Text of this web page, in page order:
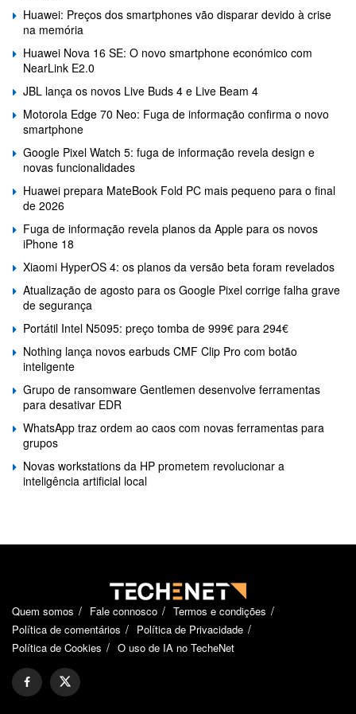
Huawei: Preços dos smartphones vão disparar devido à crise
na memória
Huawei Nova 16 SE: O novo smartphone económico com
NearLink E2.0
JBL lança os novos Live Buds 4 e Live Beam 4
Motorola Edge 70 Neo: Fuga de informação confirma o novo
smartphone
Google Pixel Watch 5: fuga de informação revela design e
novas funcionalidades
Huawei prepara MateBook Fold PC mais pequeno para o final
de 2026
Fuga de informação revela planos da Apple para os novos
iPhone 18
Xiaomi HyperOS 4: os planos da versão beta foram revelados
Atualização de agosto para os Google Pixel corrige falha grave
de segurança
Portátil Intel N5095: preço tomba de 999€ para 294€
Nothing lança novos earbuds CMF Clip Pro com botão
inteligente
Grupo de ransomware Gentlemen desenvolve ferramentas
para desativar EDR
WhatsApp traz ordem ao caos com novas ferramentas para
grupos
Novas workstations da HP prometem revolucionar a
inteligência artificial local
Quem somos Fale connosco
Termos e condições
Política de comentários
Política de Privacidade
Política de Cookies
O uso de IA no TecheNet